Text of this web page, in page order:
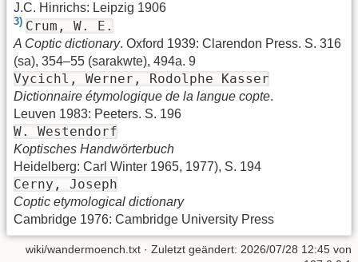
J.C. Hinrichs: Leipzig 1906
3) Crum, W. E.
A Coptic dictionary. Oxford 1939: Clarendon Press. S. 316
(sa), 354–55 (sarakwte), 494a. 9
Vycichl, Werner, Rodolphe Kasser
Dictionnaire étymologique de la langue copte.
Leuven 1983: Peeters. S. 196
W. Westendorf
Koptisches Handwörterbuch
Heidelberg: Carl Winter 1965, 1977), S. 194
Cerny, Joseph
Coptic etymological dictionary
Cambridge 1976: Cambridge University Press
wiki/wandermoench.txt · Zuletzt geändert: 2026/07/28 12:45 von